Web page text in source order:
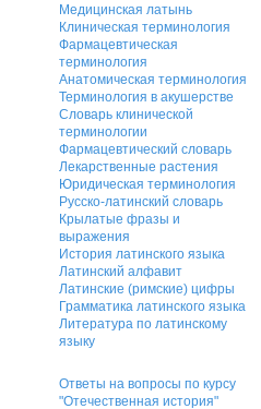
Медицинская латынь
Клиническая терминология
Фармацевтическая
терминология
Анатомическая терминология
Терминология в акушерстве
Словарь клинической
терминологии
Фармацевтический словарь
Лекарственные растения
Юридическая терминология
Русско-латинский словарь
Крылатые фразы и
выражения
История латинского языка
Латинский алфавит
Латинские (римские) цифры
Грамматика латинского языка
Литература по латинскому
языку
Ответы на вопросы по курсу
"Отечественная история"